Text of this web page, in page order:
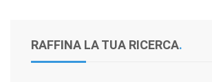
RAFFINA LA TUA RICERCA.